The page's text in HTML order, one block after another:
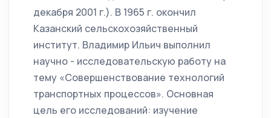
декабря 2001 г.). В 1965 г. окончил
Казанский сельскохозяйственный
институт. Владимир Ильич выполнил
научно - исследовательскую работу на
тему «Совершенствование технологий
транспортных процессов». Основная
цель его исследований: изучение